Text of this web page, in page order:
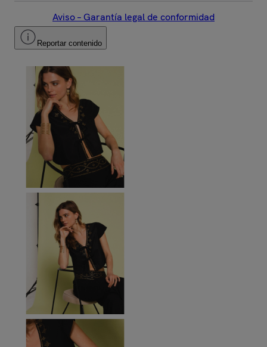
Aviso – Garantía legal de conformidad
Reportar contenido